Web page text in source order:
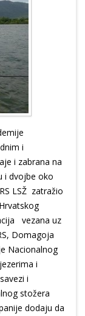
i
i zabrana na
i dvojbe oko
LSŽ zatražio
vezana uz
Domagoja
Nacionalnog
i
i
stožera
dodaju da